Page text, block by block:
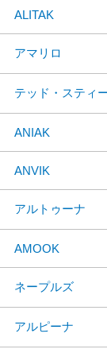
ALITAK
アマリロ
テッド・スティ
ANIAK
ANVIK
アルトゥーナ
AMOOK
ネープルズ
アルピーナ